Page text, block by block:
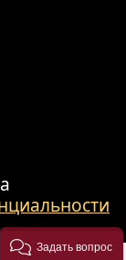
Задать вопрос